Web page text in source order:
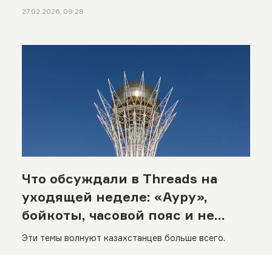
27.02.2026, 09:28
Что обсуждали в Threads на
уходящей неделе: «Ауру»,
бойкоты, часовой пояс и не
только
Эти темы волнуют казахстанцев больше всего.